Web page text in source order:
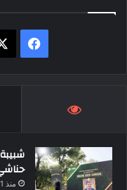
حناشي”
منذ 21 ثانية